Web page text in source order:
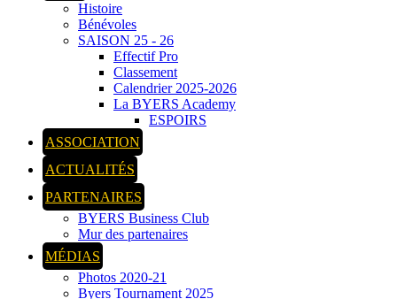
Histoire
Bénévoles
SAISON 25 - 26
Effectif Pro
Classement
Calendrier 2025-2026
La BYERS Academy
ESPOIRS
ASSOCIATION
ACTUALITÉS
PARTENAIRES
BYERS Business Club
Mur des partenaires
MÉDIAS
Photos 2020-21
Byers Tournament 2025